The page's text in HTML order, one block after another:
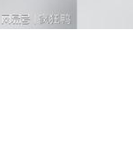
务体系